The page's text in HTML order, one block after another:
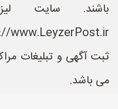
باشند. سایت
ثبت آگهی و تبلیغات
می باشد.